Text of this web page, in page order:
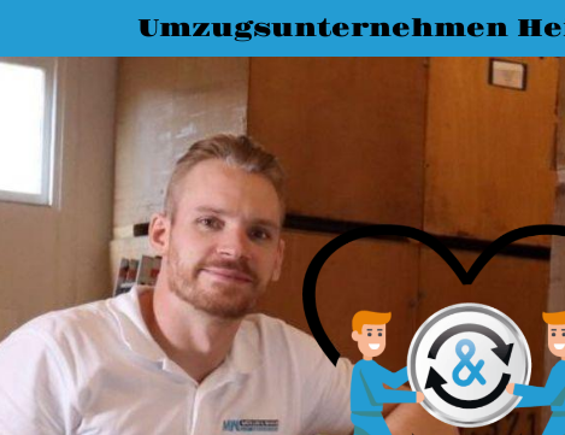
Umzugsunternehmen